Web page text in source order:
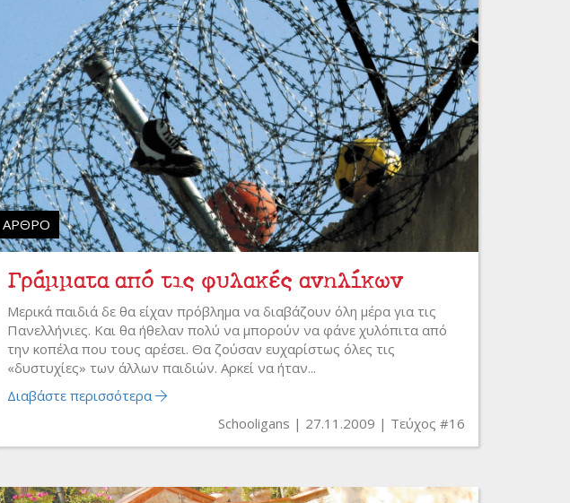
ΆΡΘΡΟ
Γράμματα από τις φυλακές ανηλίκων
Μερικά παιδιά δε θα είχαν πρόβλημα να διαβάζουν όλη μέρα για τις
Πανελλήνιες. Και θα ήθελαν πολύ να μπορούν να φάνε χυλόπιτα από
την κοπέλα που τους αρέσει. Θα ζούσαν ευχαρίστως όλες τις
«δυστυχίες» των άλλων παιδιών. Αρκεί να ήταν...
Διαβάστε περισσότερα
Schooligans
27.11.2009 Τεύχος #16